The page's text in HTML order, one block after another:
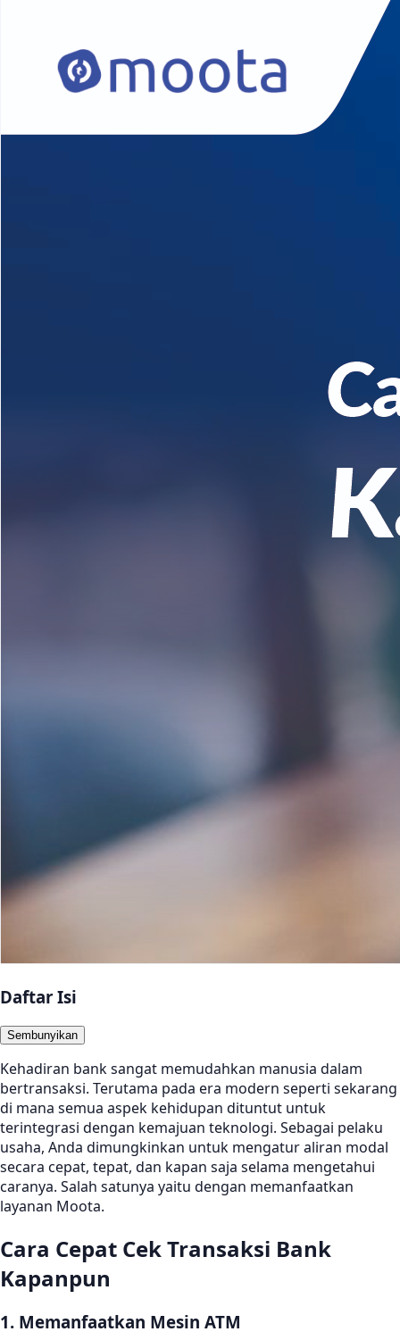
Daftar Isi
Sembunyikan
Kehadiran bank sangat memudahkan manusia dalam
bertransaksi. Terutama pada era modern seperti sekarang
di mana semua aspek kehidupan dituntut untuk
terintegrasi dengan kemajuan teknologi. Sebagai pelaku
usaha, Anda dimungkinkan untuk mengatur aliran modal
secara cepat, tepat, dan kapan saja selama mengetahui
caranya. Salah satunya yaitu dengan memanfaatkan
layanan Moota.
Cara Cepat Cek Transaksi Bank
Kapanpun
1. Memanfaatkan Mesin ATM